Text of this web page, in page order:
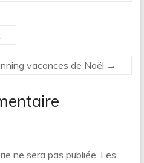
vacances de Noël →
ne sera pas publiée. Les